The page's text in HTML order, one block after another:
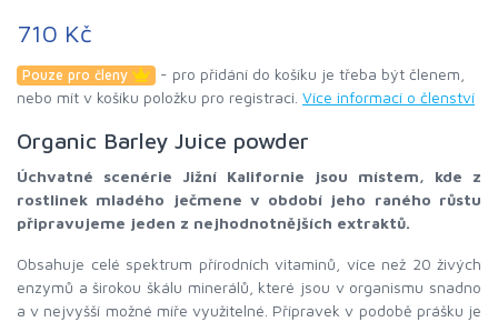
710 Kč
Pouze pro členy
- pro přidání do košíku je třeba být členem,
nebo mít v košíku položku pro registraci. Více informací o členství
Organic Barley Juice powder
Úchvatné scenérie Jižní Kalifornie jsou místem, kde z
rostlinek mladého ječmene v období jeho raného růstu
připravujeme jeden z nejhodnotnějších extraktů.
Obsahuje celé spektrum přírodních vitaminů, více než 20 živých
enzymů a širokou škálu minerálů, které jsou v organismu snadno
a v nejvyšší možné míře využitelné. Přípravek v podobě prášku je